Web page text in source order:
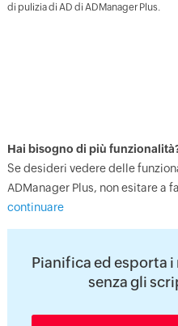
di pulizia di AD di ADManager Plus.
Hai bisogno di più
Se desideri vedere delle
ADManager Plus, non esitare a
continuare
Pianifica ed esporta
senza gli